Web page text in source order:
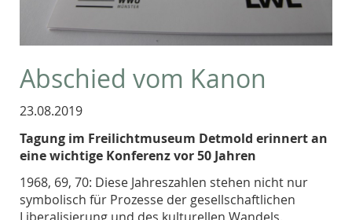
Abschied vom Kanon
23.08.2019
Tagung im Freilichtmuseum Detmold erinnert an
eine wichtige Konferenz vor 50 Jahren
1968, 69, 70: Diese Jahreszahlen stehen nicht nur
symbolisch für Prozesse der gesellschaftlichen